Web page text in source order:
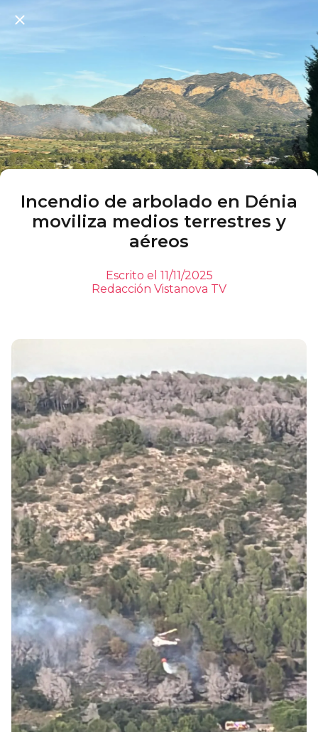
Incendio de arbolado en Dénia
moviliza medios terrestres y
aéreos
Escrito el 11/11/2025
Redacción Vistanova TV